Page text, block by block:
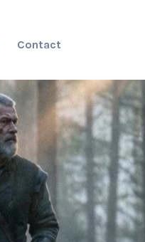
Contact